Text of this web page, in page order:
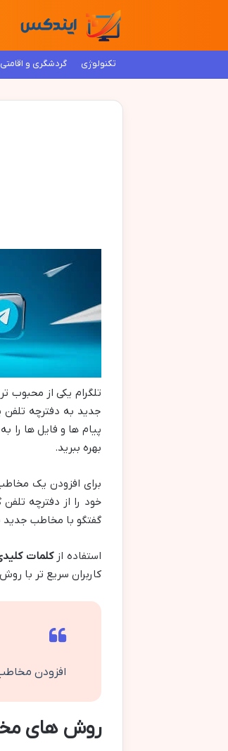
تکنولوژی گردشگری و اقامتی
تلگرام یکی از محبوب
جدید به دفترچه تلفن
پیام ها و فایل ها را
بهره ببرید.
برای افزودن یک
خود را از دفترچه
گفتگو با مخاطب جدید
استفاده ازکلمات
کاربران سریع تر با
افزودن
روش های